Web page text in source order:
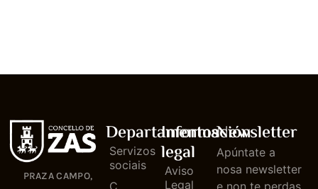
PRAZA CAMPO,
Departamentos
Servizos
sociais
Información
legal
Aviso
Legal
Newsletter
Apúntate a
nosa newsletter